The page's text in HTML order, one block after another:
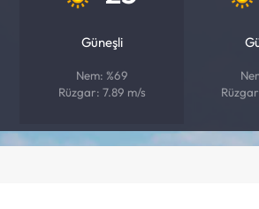
Güneşli
Nem: %69
Rüzgar: 7.89 m/s